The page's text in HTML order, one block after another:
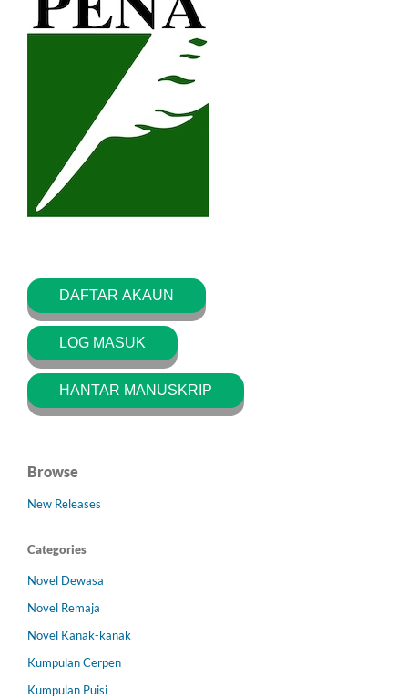
DAFTAR AKAUN
LOG MASUK
HANTAR MANUSKRIP
Browse
New Releases
Categories
Novel Dewasa
Novel Remaja
Novel Kanak-kanak
Kumpulan Cerpen
Kumpulan Puisi